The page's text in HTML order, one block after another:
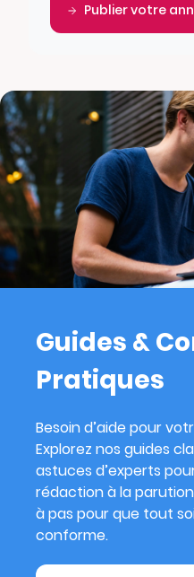
Publier votre
Guides &
Pratiques
Besoin d’aide pour
Explorez nos guides
astuces d’experts
rédaction à la
à pas pour que tout
conforme.